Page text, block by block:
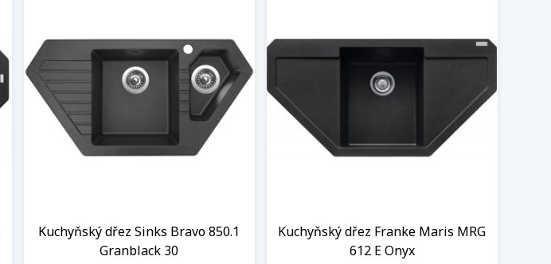
Kuchyňský dřez Sinks Bravo 850.1
Granblack 30
Kuchyňský dřez Franke Maris MRG
612 E Onyx